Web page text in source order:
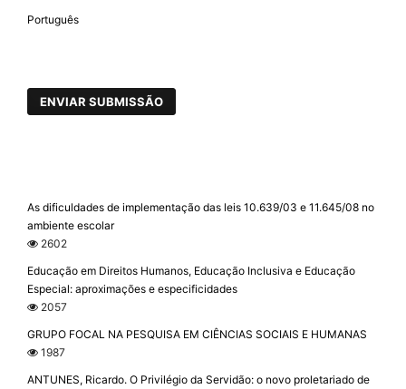
Português
ENVIAR SUBMISSÃO
As dificuldades de implementação das leis 10.639/03 e 11.645/08 no
ambiente escolar
2602
Educação em Direitos Humanos, Educação Inclusiva e Educação
Especial: aproximações e especificidades
2057
GRUPO FOCAL NA PESQUISA EM CIÊNCIAS SOCIAIS E HUMANAS
1987
ANTUNES, Ricardo. O Privilégio da Servidão: o novo proletariado de